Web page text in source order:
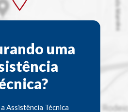
uma
Assistência Técnica